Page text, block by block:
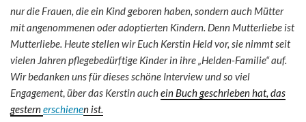
nur die Frauen, die ein Kind geboren haben, sondern auch Mütter
mit angenommenen oder adoptierten Kindern. Denn Mutterliebe ist
Mutterliebe. Heute stellen wir Euch Kerstin Held vor, sie nimmt seit
vielen Jahren pflegebedürftige Kinder in ihre „Helden-Familie“ auf.
Wir bedanken uns für dieses schöne Interview und so viel
Engagement,über das Kerstin auchein Buch geschrieben hat, das
gesternerschienen ist.